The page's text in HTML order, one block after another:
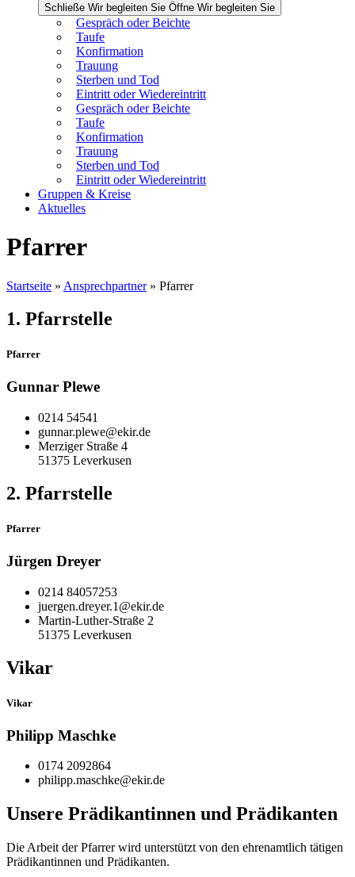
Schließe Wir begleiten Sie Öffne Wir begleiten Sie
Gespräch oder Beichte
Taufe
Konfirmation
Trauung
Sterben und Tod
Eintritt oder Wiedereintritt
Gespräch oder Beichte
Taufe
Konfirmation
Trauung
Sterben und Tod
Eintritt oder Wiedereintritt
Gruppen & Kreise
Aktuelles
Pfarrer
Startseite » Ansprechpartner» Pfarrer
1. Pfarrstelle
Pfarrer
Gunnar Plewe
0214 54541
gunnar.plewe@ekir.de
Merziger Straße 4
51375 Leverkusen
2. Pfarrstelle
Pfarrer
Jürgen Dreyer
0214 84057253
juergen.dreyer.1@ekir.de
Martin-Luther-Straße 2
51375 Leverkusen
Vikar
Vikar
Philipp Maschke
0174 2092864
philipp.maschke@ekir.de
Unsere Prädikantinnen und Prädikanten
Die Arbeit der Pfarrer wird unterstützt von den ehrenamtlich tätigen
Prädikantinnen und Prädikanten.